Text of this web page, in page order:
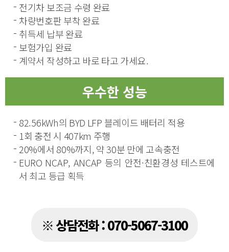
전기차 보조금 수령 완료
차량번호판 부착 완료
취득세 납부 완료
보험가입 완료
계약서 작성하고 바로 타고 가세요.
우수한 성능
82.56kWh의 BYD LFP 블레이드 배터리 적용
1회 충전 시 407km 주행
20%에서 80%까지, 약 30분 만에 고속충전
EURO NCAP, ANCAP 등의 안전·친환경성 테스트에
서 최고 등급 획득
※ 상담전화 : 070-5067-3100